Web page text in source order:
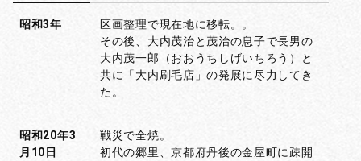
昭和3年
区画整理で現在地に移転。。
その後、大内茂治と茂治の息子で長男の
大内茂一郎（おおうちしげいちろう）と
共に「大内刷毛店」の発展に尽力してき
た。
昭和20年3
月10日
戦災で全焼。
初代の郷里、京都府丹後の金屋町に疎開